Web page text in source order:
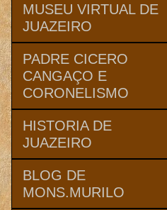
MUSEU VIRTUAL DE
JUAZEIRO
PADRE CICERO
CANGAÇO E
CORONELISMO
HISTORIA DE
JUAZEIRO
BLOG DE
MONS.MURILO